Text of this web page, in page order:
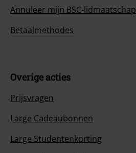
Annuleer mijn BSC-lidmaatschap
Betaalmethodes
Overige acties
Prijsvragen
Large Cadeaubonnen
Large Studentenkorting